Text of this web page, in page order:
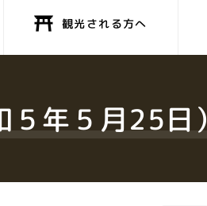
観光される方へ
年５月25日）